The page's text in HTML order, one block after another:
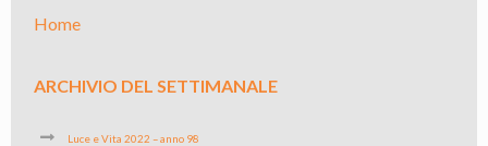
Home
ARCHIVIO DEL SETTIMANALE
Luce e Vita 2022 – anno 98